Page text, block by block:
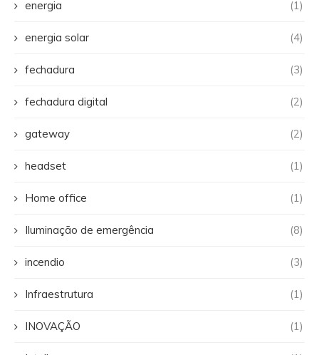
energia (1)
energia solar (4)
fechadura (3)
fechadura digital (2)
gateway (2)
headset (1)
Home office (1)
Iluminação de emergência (8)
incendio (3)
Infraestrutura (1)
INOVAÇÃO (1)